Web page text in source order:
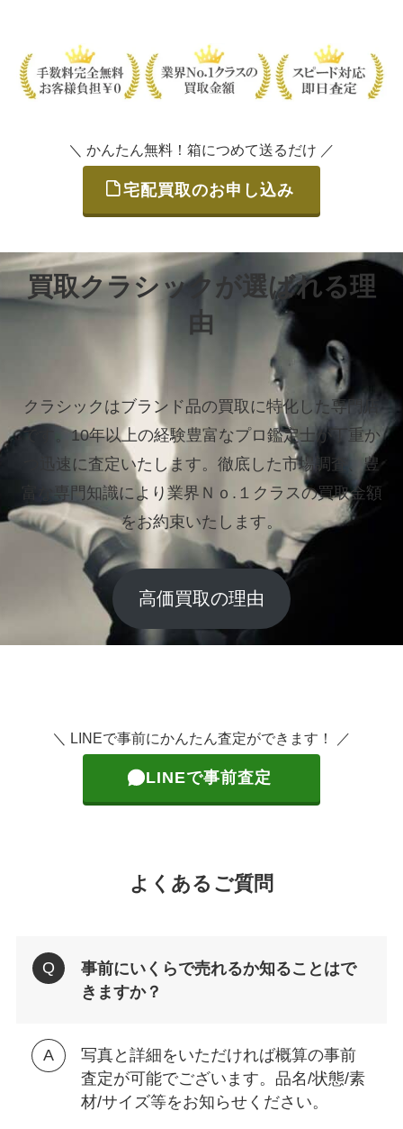
＼ かんたん無料！箱につめて送るだけ ／
宅配買取のお申し込み
買取クラシックが選ばれる理
由
クラシックはブランド品の買取に特化した専門店
です。10年以上の経験豊富なプロ鑑定士が丁重か
つ迅速に査定いたします。 徹底した市場調査、豊
富な専門知識により業界Ｎｏ.１クラスの買取金額
をお約束いたします。
高価買取の理由
＼ LINEで事前にかんたん査定ができます！ ／
LINEで事前査定
よくあるご質問
事前にいくらで売れるか知ることはで
きますか？
写真と詳細をいただければ概算の事前
査定が可能でございます。品名/状態/素
材/サイズ等をお知らせください。